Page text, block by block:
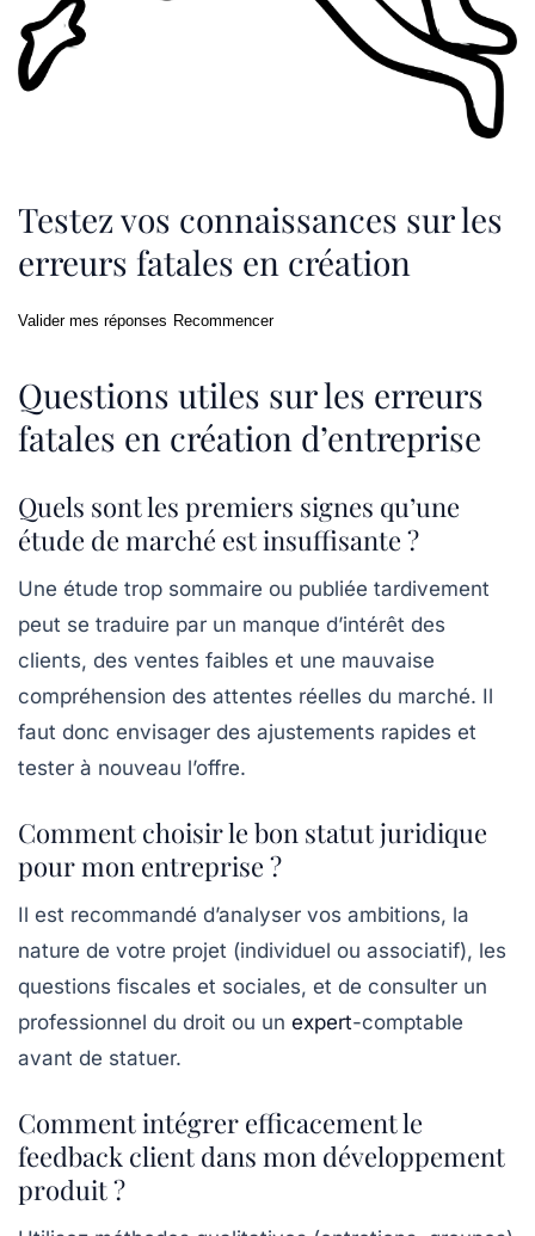
Testez vos connaissances sur les
erreurs fatales en création
Valider mes réponses Recommencer
Questions utiles sur les erreurs
fatales en création d’entreprise
Quels sont les premiers signes qu’une
étude de marché est insuffisante ?
Une étude trop sommaire ou publiée tardivement
peut se traduire par un manque d’intérêt des
clients, des ventes faibles et une mauvaise
compréhension des attentes réelles du marché. Il
faut donc envisager des ajustements rapides et
tester à nouveau l’offre.
Comment choisir le bon statut juridique
pour mon entreprise ?
Il est recommandé d’analyser vos ambitions, la
nature de votre projet (individuel ou associatif), les
questions fiscales et sociales, et de consulter un
professionnel du droit ou un expert-comptable
avant de statuer.
Comment intégrer efficacement le
feedback client dans mon développement
produit ?